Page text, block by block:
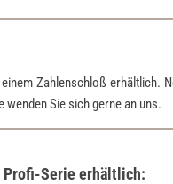
Zahlenschloß erhältlich.
Sie sich gerne an uns.
Profi-Serie erhältlich: